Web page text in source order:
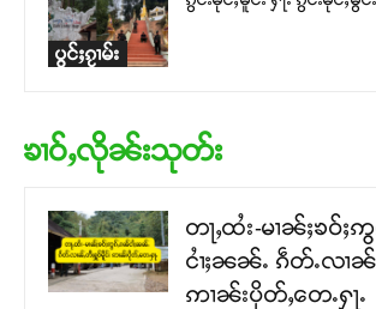
ပွင်ႈၵႂၢမ်း
ၶၢဝ်ႇလိုၼ်းသုတ်း
တႃႇထႆး-မၢၼ်ႈၶဝ်ႈ
ငၢႆႈၼၼ်ႉ ၵဵတ်ႉလၢၼ်
ဢၢၼ်းပိုတ်ႇတေႉႁႃႉ